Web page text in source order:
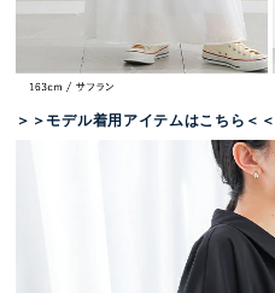
＞＞モデル着用アイテムはこちら＜＜